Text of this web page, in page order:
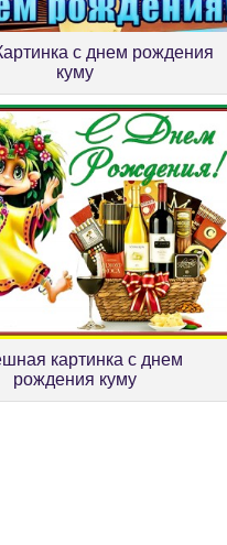
с днем рождения
куму
картинка с днем
рождения куму